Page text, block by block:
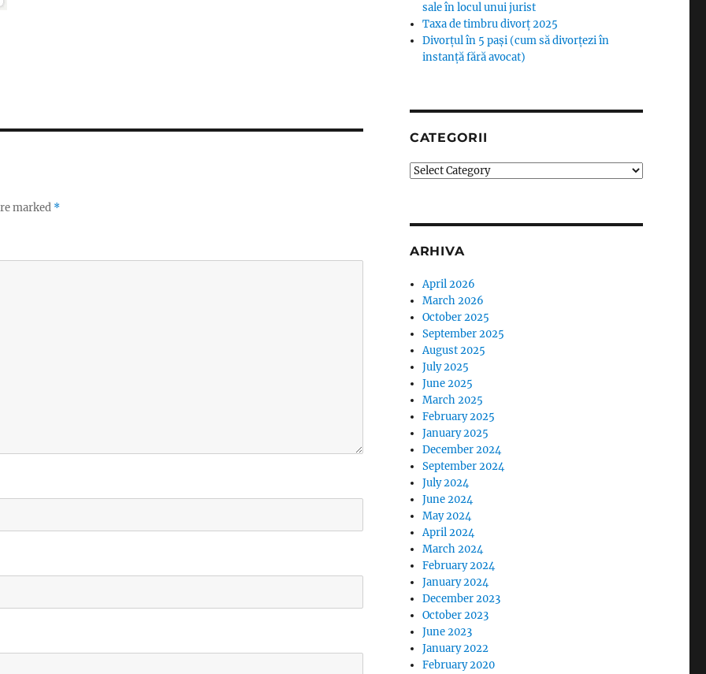
marked *
sale în locul unui jurist
Taxa de timbru divorț 2025
Divorțul în 5 pași (cum să divorțezi în
instanță fără avocat)
CATEGORII
Categorii
ARHIVA
April 2026
March 2026
October 2025
September 2025
August 2025
July 2025
June 2025
March 2025
February 2025
January 2025
December 2024
September 2024
July 2024
June 2024
May 2024
April 2024
March 2024
February 2024
January 2024
December 2023
October 2023
June 2023
January 2022
February 2020